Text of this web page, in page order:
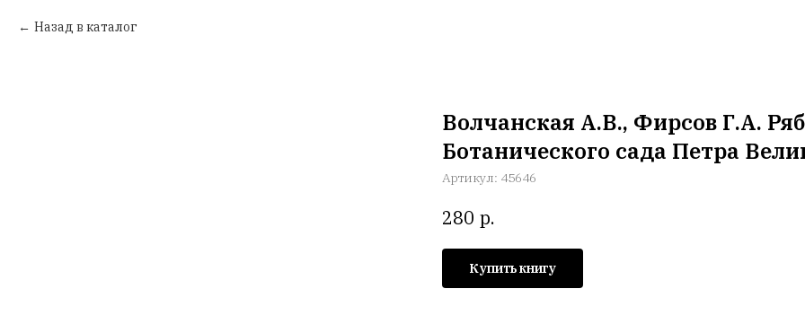
Назад в каталог
Волчанская А.В., Фирсов Г.А.
Ботанического сада Петра
Артикул: 45646
280 р.
Купить книгу